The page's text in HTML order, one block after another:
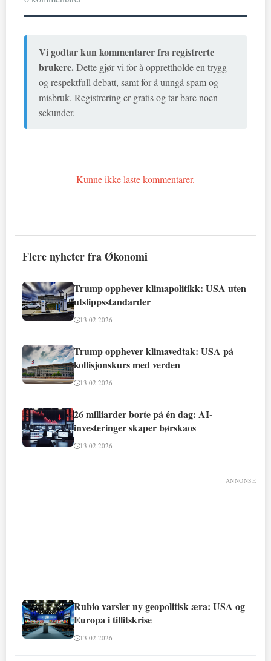
Vi godtar kun kommentarer fra registrerte
brukere.Dette gjør vi for å opprettholde en trygg
og respektfull debatt, samt for å unngå spam og
misbruk. Registrering er gratis og tar bare noen
sekunder.
Kunne ikke laste kommentarer.
Flere nyheter fra Økonomi
Trump opphever klimapolitikk: USA uten
utslippsstandarder
13.02.2026
Trump opphever klimavedtak: USA på
kollisjonskurs med verden
13.02.2026
26 milliarder borte på én dag: AI-
investeringer skaper børskaos
13.02.2026
ANNONSE
Rubio varsler ny geopolitisk æra: USA og
Europa i tillitskrise
13.02.2026